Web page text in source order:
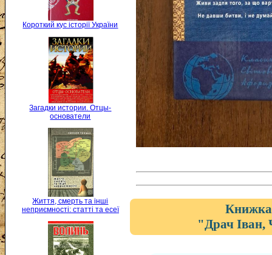
Короткий кус історії України
Загадки истории. Отцы-
основатели
Життя, смерть та інші
неприємності: статті та есеї
Книжка
"Драч Іван,